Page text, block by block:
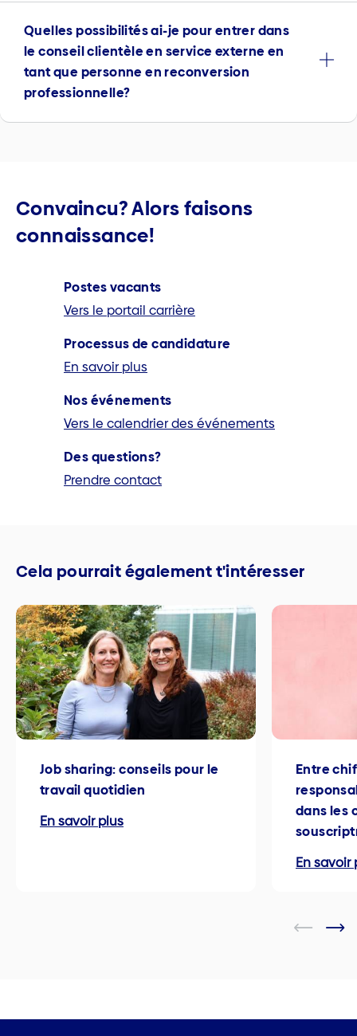
Quelles possibilités ai-je pour entrer dans
le conseil clientèle en service externe en
tant que personne en reconversion
professionnelle?
Convaincu? Alors faisons
connaissance!
Postes vacants
Vers le portail carrière
Processus de candidature
En savoir plus
Nos événements
Vers le calendrier des événements
Des questions?
Prendre contact
Cela pourrait également t'intéresser
Job sharing: conseils pour le
travail quotidien
En savoir plus
Entre
dans les
En savoir